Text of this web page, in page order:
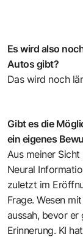
Es wird also
Autos gibt?
Das wird noch
Gibt es die
ein eigenes
Aus meiner
Neural
zuletzt im
Frage. Wesen
aussah, bevor er
Erinnerung. KI